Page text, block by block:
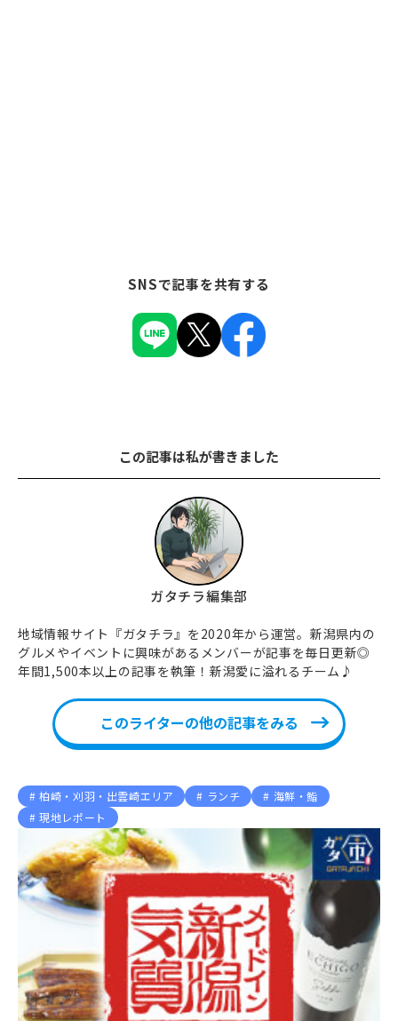
SNSで記事を共有する
この記事は私が書きました
ガタチラ編集部
地域情報サイト『ガタチラ』を2020年から運営。新潟県内の
グルメやイベントに興味があるメンバーが記事を毎日更新◎
年間1,500本以上の記事を執筆！新潟愛に溢れるチーム♪
このライターの他の記事をみる
柏崎・刈羽・出雲崎エリア ランチ
海鮮・鮨
現地レポート